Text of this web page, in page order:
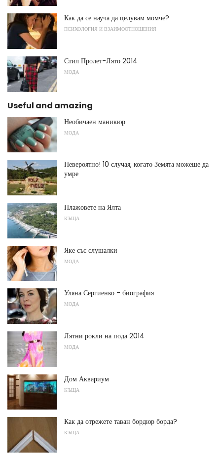
Как да се науча да целувам момче?
ПСИХОЛОГИЯ И ВЗАИМООТНОШЕНИЯ
Стил Пролет-Лято 2014
МОДА
Useful and amazing
Необичаен маникюр
МОДА
Невероятно! 10 случая, когато Земята можеше да
умре
Плажовете на Ялта
КЪЩА
Яке със слушалки
МОДА
Уляна Сергиенко - биография
МОДА
Лятни рокли на пода 2014
МОДА
Дом Аквариум
КЪЩА
Как да отрежете таван бордюр борда?
КЪЩА